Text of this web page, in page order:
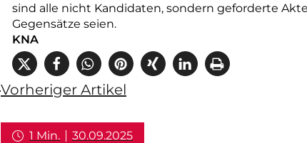
sind alle nicht Kandidaten, sondern geforderte
Gegensätze seien.
KNA
Vorheriger Artikel
1 Min. 30.09.2025